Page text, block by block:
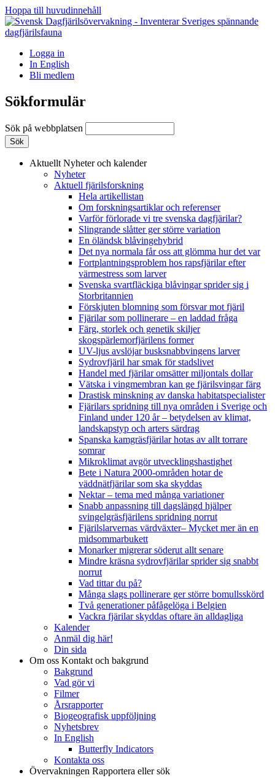
Hoppa till huvudinnehåll
Logga in
In English
Bli medlem
Sökformulär
Sök på webbplatsen
Aktuellt Nyheter och kalender
Nyheter
Aktuell fjärilsforskning
Hela artikellistan
Om forskningsartiklar och referenser
Varför förlorade vi tre svenska dagfjärilar?
Slingrande slåtter ger större variation
En öländsk blåvingehybrid
Det nya normala får oss att glömma hur det var
Fortplantningsproblem hos rapsfjärilar efter
värmestress som larver
Svenska svartfläckiga blåvingar sprider sig i
Storbritannien
Förskjuten blomning som försvar mot fjäril
Fjärilar som pollinerare – en laddad fråga
Färg, storlek och genetik skiljer
skogspärlemorfjärilens former
UV-ljus avslöjar busksnabbvingens larver
Sydrovfjäril har smak för stadslivet
Handel med fjärilar omsätter miljontals dollar
Vätska i vingmembran kan ge fjärilsvingar färg
Drastisk minskning av danska habitatspecialister
Fjärilars spridning till nya områden i Sverige och
Finland under 120 år– betydelsen av klimat,
landskapstyp och arters särdrag
Spanska kamgräsfjärilar hotas av allt torrare
somrar
Mikroklimat avgör utvecklingshastighet
Bete i Natura 2000-områden hotar de
väddnätfjärilar som ska skyddas
Nektar – tema med många variationer
Snabb anpassning till dagslängd hjälper
svingelgräsfjärilens spridning norrut
Fjärilslarvernas värdväxter– Mycket mer än en
midsommarbukett
Monarker migrerar söderut allt senare
Mindre kräsna sydrovfjärilar sprider sig snabbt
norrut
Vad tittar du på?
Många slags pollinerare ger större bomullsskörd
Två generationer påfågelöga i Belgien
Vackra fjärilar skyddas oftare än alldagliga
Kalender
Anmäl dig här!
Din sida
Om oss Kontakt och bakgrund
Bakgrund
Vad gör vi
Filmer
Årsrapporter
Biogeografisk uppföljning
Nyhetsbrev
In English
Butterfly Indicators
Kontakta oss
Övervakningen Rapportera eller sök